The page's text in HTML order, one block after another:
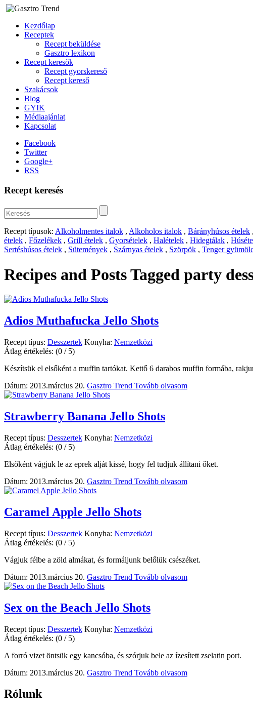
Kezdőlap
Receptek
Recept beküldése
Gasztro lexikon
Recept keresők
Recept gyorskereső
Recept kereső
Szakácsok
Blog
GYIK
Médiaajánlat
Kapcsolat
Facebook
Twitter
Google+
RSS
Recept keresés
Recept típusok: Alkoholmentes italok , Alkoholos italok , Bárányhúsos ételek ,
ételek , Főzelékek , Grill ételek , Gyorsételek , Halételek , Hidegtálak ,
Sertéshúsos ételek , Sütemények , Szárnyas ételek , Szörpök , Tenger
Recipes and Posts Tagged party
Adios Muthafucka Jello Shots
Recept típus: Desszertek Konyha: Nemzetközi
Átlag értékelés: (0 / 5)
Készítsük el elsőként a muffin tartókat. Kettő 6 darabos muffin formába,
Dátum: 2013.március 20. Gasztro Trend Tovább olvasom
Strawberry Banana Jello Shots
Recept típus: Desszertek Konyha: Nemzetközi
Átlag értékelés: (0 / 5)
Elsőként vágjuk le az eprek alját kissé, hogy fel tudjuk állítani őket.
Dátum: 2013.március 20. Gasztro Trend Tovább olvasom
Caramel Apple Jello Shots
Recept típus: Desszertek Konyha: Nemzetközi
Átlag értékelés: (0 / 5)
Vágjuk félbe a zöld almákat, és formáljunk belőlük csészéket.
Dátum: 2013.március 20. Gasztro Trend Tovább olvasom
Sex on the Beach Jello Shots
Recept típus: Desszertek Konyha: Nemzetközi
Átlag értékelés: (0 / 5)
A forró vizet öntsük egy kancsóba, és szórjuk bele az ízesített zselatin port.
Dátum: 2013.március 20. Gasztro Trend Tovább olvasom
Rólunk